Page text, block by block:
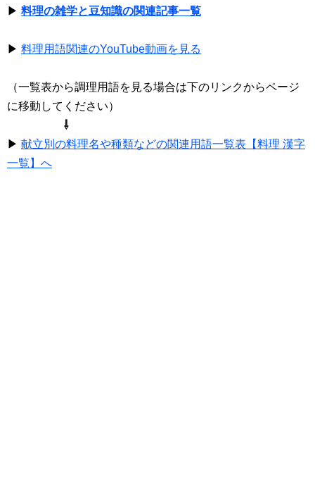
▶ 料理の雑学と豆知識の関連記事一覧
▶ 料理用語関連のYouTube動画を見る
（一覧表から調理用語を見る場合は下のリンクからページ
に移動してください）
⇩
▶ 献立別の料理名や種類などの関連用語一覧表【料理 漢字
一覧】へ